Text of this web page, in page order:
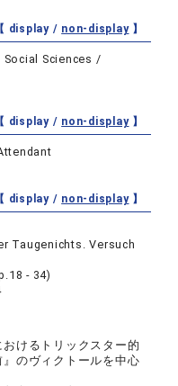
【 display / non-display】
Sciences /
【 display / non-display】
【 display / non-display】
Taugenichts. Versuch
- 34)
けるトリックスター的
のヴィクトールを中心